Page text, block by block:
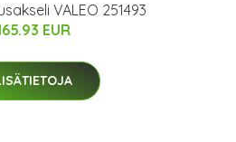
VALEO 251493
EUR